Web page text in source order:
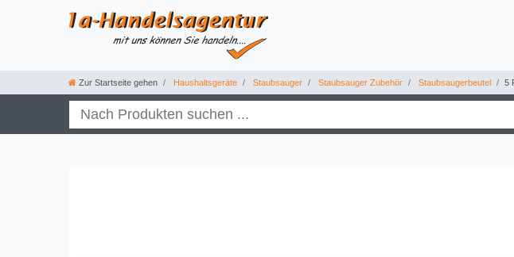
Zur Startseite gehen Haushaltsgeräte Staubsauger Staubsauger Zubehör Staubsaugerbeutel 5